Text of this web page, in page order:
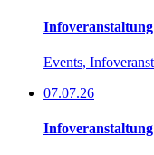
Events,
07.07.26